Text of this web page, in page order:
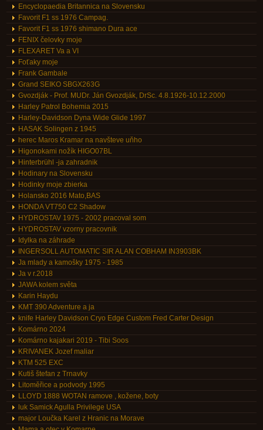
Encyclopaedia Britannica na Slovensku
Favorit F1 ss 1976 Campag.
Favorit F1 ss 1976 shimano Dura ace
FENIX čelovky moje
FLEXARET Va a VI
Foťaky moje
Frank Gambale
Grand SEIKO SBGX263G
Gvozdják - Prof. MUDr. Ján Gvozdják, DrSc. 4.8.1926-10.12.2000
Harley Patrol Bohemia 2015
Harley-Davidson Dyna Wide Glide 1997
HASAK Solingen z 1945
herec Maros Kramar na navšteve uňho
Higonokami nožík HIGO07BL
Hinterbrühl -ja zahradnik
Hodinary na Slovensku
Hodinky moje zbierka
Holansko 2016 Mato,BAS
HONDA VT750 C2 Shadow
HYDROSTAV 1975 - 2002 pracoval som
HYDROSTAV vzorny pracovnik
Idylka na záhrade
INGERSOLL AUTOMATIC SIR ALAN COBHAM IN3903BK
Ja mlady a kamošky 1975 - 1985
Ja v r.2018
JAWA kolem světa
Karin Haydu
KMT 390 Adventure a ja
knife Harley Davidson Cryo Edge Custom Fred Carter Design
Komárno 2024
Komárno kajakari 2019 - Tibi Soos
KRIVANEK Jozef maliar
KTM 525 EXC
Kutiš štefan z Trnavky
Litoměřice a podvody 1995
LLOYD 1888 WOTAN ramove , kožene, boty
luk Samick Agulla Privilege USA
major Loučka Karel z Hranic na Morave